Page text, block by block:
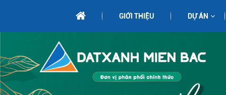
GIỚI THIỆU DỰ ÁN